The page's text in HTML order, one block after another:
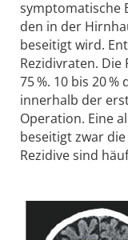
symptomatische
den in der
beseitigt wird.
Rezidivraten.
75 %. 10 bis 20
innerhalb der
Operation. Eine
beseitigt zwar
Rezidive sind